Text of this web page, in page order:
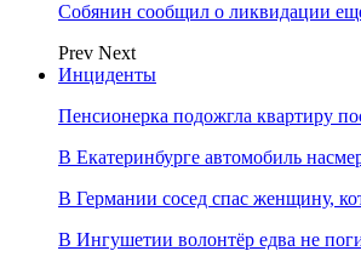
Собянин сообщил о ликвидации
Prev Next
Инциденты
Пенсионерка подожгла квартиру
В Екатеринбурге автомобиль
В Германии сосед спас женщину,
В Ингушетии волонтёр едва не